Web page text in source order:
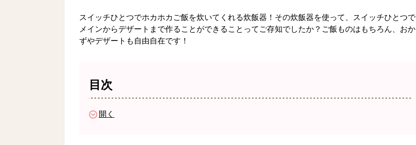
スイッチひとつでホカホカご飯を炊いてくれる炊飯器！その炊飯器を使って、スイッチひとつで
メインからデザートまで作ることができることってご存知でしたか？ご飯ものはもちろん、おか
ずやデザートも自由自在です！
目次
開く